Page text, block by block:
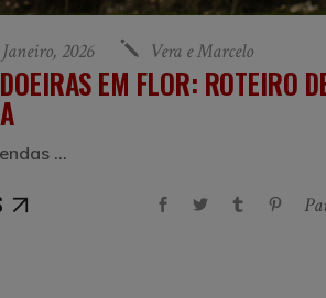
2026 Vera e Marcelo
EM FLOR: ROTEIRO